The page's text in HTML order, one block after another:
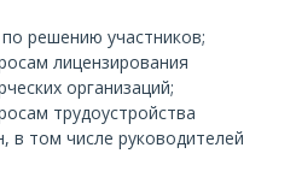
решению участников;
лицензирования
организаций;
трудоустройства
в том числе руководителей